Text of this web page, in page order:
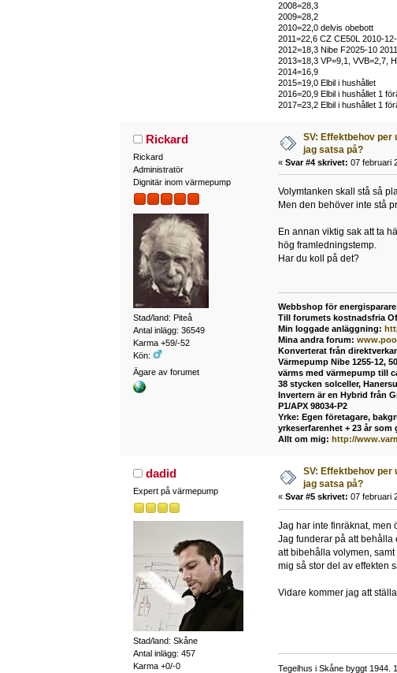
2008=28,3
2009=28,2
2010=22,0 delvis obebott
2011=22,6 CZ CE50L 2010-
2012=18,3 Nibe F2025-10
2013=18,3 VP=9,1, VVB=2,7,
2014=16,9
2015=19,0 Elbil i hushållet
2016=20,9 Elbil i hushållet 1
2017=23,2 Elbil i hushållet 1
Rickard
Rickard
Administratör
Dignitär inom värmepump
Stad/land: Piteå
Antal inlägg: 36549
Karma +59/-52
Kön:
Ägare av forumet
SV: Effektbehov per
jag satsa på?
« Svar #4 skrivet: 07 februari
Volymtanken skall stå så
Men den behöver inte stå
En annan viktig sak att ta
hög framledningstemp.
Har du koll på det?
Webbshop för
Till forumets kostnadsfria
Min loggade anläggning:
Mina andra forum:
Konverterat från
Värmepump Nibe 1255-12,
värms med värmepump till
38 stycken solceller,
Invertern är en Hybrid från
P1/APX 98034-P2
Yrke: Egen företagare,
yrkeserfarenhet + 23 år
Allt om mig: http://
dadid
Expert på värmepump
Stad/land: Skåne
Antal inlägg: 457
Karma +0/-0
SV: Effektbehov per
jag satsa på?
« Svar #5 skrivet: 07 februari
Jag har inte finräknat, men
Jag funderar på att behålla
att bibehålla volymen,
mig så stor del av effekten
Vidare kommer jag att
Tegelhus i Skåne byggt 1944.